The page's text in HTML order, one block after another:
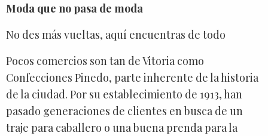
Moda que no pasa de moda
No des más vueltas, aquí encuentras de todo
Pocos comercios son tan de Vitoria como
Confecciones Pinedo, parte inherente de la historia
de la ciudad. Por su establecimiento de 1913, han
pasado generaciones de clientes en busca de un
traje para caballero o una buena prenda para la